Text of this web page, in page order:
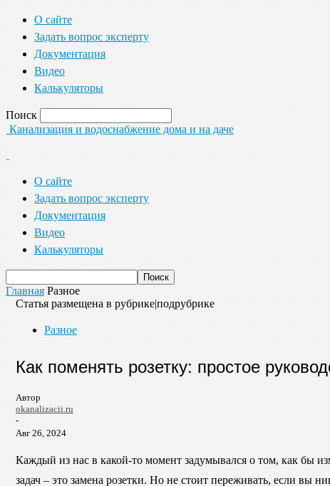
О сайте
Задать вопрос эксперту
Документация
Видео
Калькуляторы
Поиск
Канализация и водоснабжение дома и на даче
О сайте
Задать вопрос эксперту
Документация
Видео
Калькуляторы
Главная Разное
Статья размещена в рубрике|подрубрике
Разное
Как поменять розетку: простое
Автор
okanalizacii.ru
-
Авг 26, 2024
Каждый из нас в какой-то момент задумывался о том, как бы
задач – это замена розетки. Но не стоит переживать, если вы